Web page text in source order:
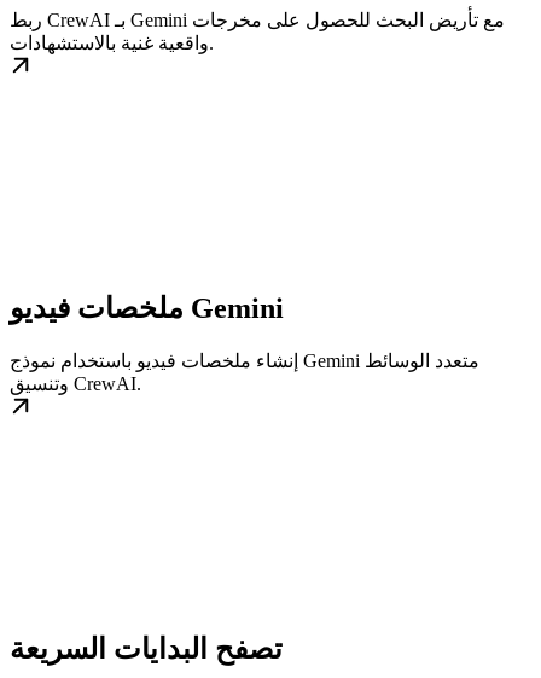
ربط CrewAI بـ Gemini مع تأريض البحث للحصول على مخرجات
واقعية غنية بالاستشهادات.
ملخصات فيديو Gemini
إنشاء ملخصات فيديو باستخدام نموذج Gemini متعدد الوسائط
وتنسيق CrewAI.
تصفح البدايات السريعة